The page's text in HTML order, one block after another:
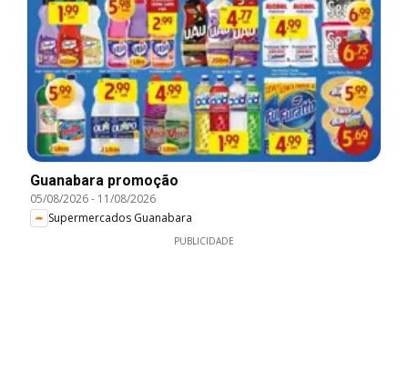
Guanabara promoção
05/08/2026- 11/08/2026
Supermercados Guanabara
PUBLICIDADE